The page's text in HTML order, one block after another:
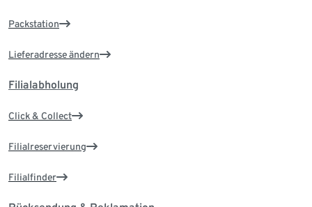
Packstation
Lieferadresse ändern
Filialabholung
Click & Collect
Filialreservierung
Filialfinder